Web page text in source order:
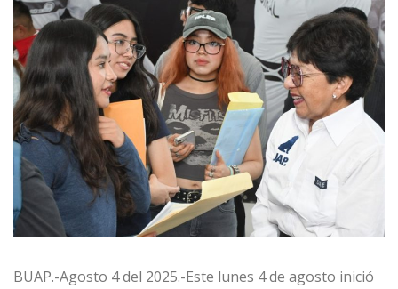
BUAP.-Agosto 4 del 2025.-Este lunes 4 de agosto inició